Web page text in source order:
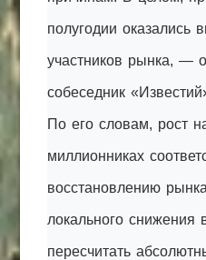
полугодии оказались
участников рынка, —
собеседник
По его словам, рост
миллионниках
восстановлению
локального снижения
пересчитать